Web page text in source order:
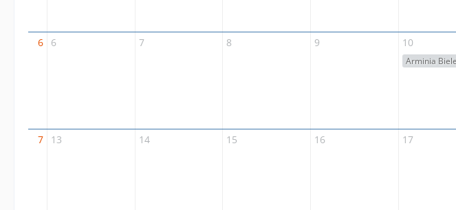
6 6 7 8 9 10
7 13 14 15 16 17